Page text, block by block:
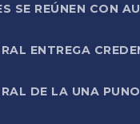
SE REÚNEN CON
ENTREGA
DE LA UNA